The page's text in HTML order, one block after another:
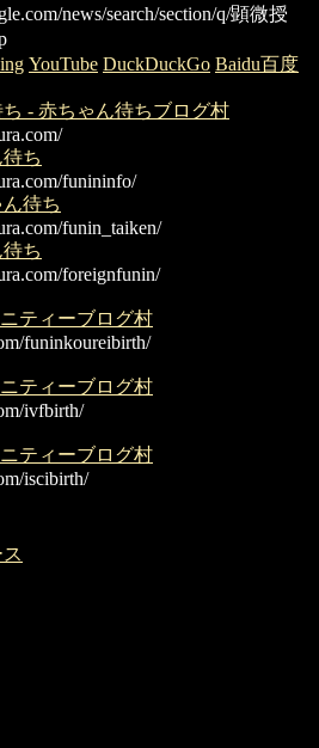
YouTube DuckDuckGo Baidu百度
- 赤ちゃん待ちブログ村
ち
funininfo/
待ち
funin_taiken/
ち
foreignfunin/
ティーブログ村
funinkoureibirth/
ティーブログ村
ivfbirth/
ティーブログ村
iscibirth/